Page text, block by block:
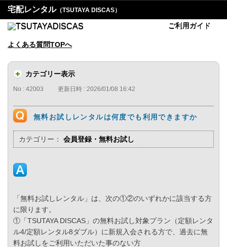
宅配レンタル（TSUTAYA DISCAS）
ご利用ガイド
よくある質問TOPへ
カテゴリー表示
No : 42003 更新日時 : 2026/01/08 16:42
無料お試しレンタルは何度でも利用できますか
カテゴリー： 会員登録・無料お試し
「無料お試しレンタル」は、次の①②のいずれかに該当する方
に限ります。
①「TSUTAYA DISCAS」の無料お試し対象プラン（定額レンタ
ル4/定額レンタル8ダブル）に新規入会される方で、過去に無
料お試しをご利用いただいた事のない方